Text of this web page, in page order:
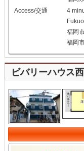
Access/交通
4
福岡
福岡
ビバリーハウス